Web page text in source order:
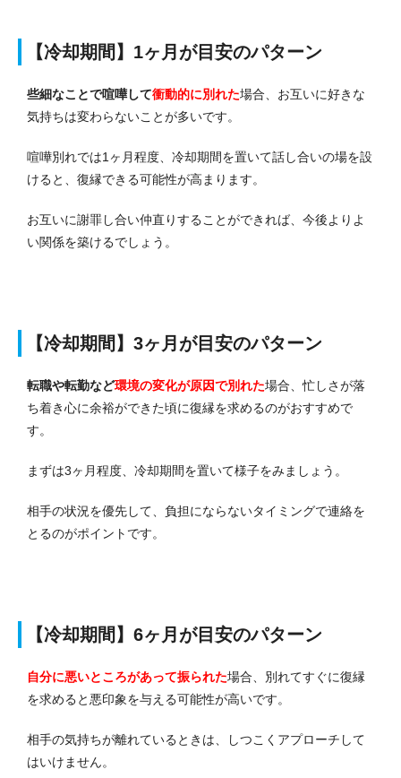
【冷却期間】1ヶ月が目安のパターン
些細なことで喧嘩して衝動的に別れた場合、お互いに好きな
気持ちは変わらないことが多いです。
喧嘩別れでは1ヶ月程度、冷却期間を置いて話し合いの場を設
ける と、復縁できる可能性が高まります。
お互いに謝罪し合い仲直りすることができれば、今後よりよ
い関係を築けるでしょう。
【冷却期間】3ヶ月が目安のパターン
転職や転勤など環境の変化が原因で別れた場合、忙しさが落
ち着き心に余裕ができた頃に復縁を求めるのがおすすめで
す。
まずは3ヶ月程度、冷却期間を置いて様子をみましょう。
相手の状況を優先して、負担にならないタイミングで連絡を
とるのがポイントです。
【冷却期間】6ヶ月が目安のパターン
自分に悪いところがあって振られた場合、別れてすぐに復縁
を求めると悪印象を与える可能性が高いです。
相手の気持ちが離れているときは、しつこくアプローチして
はいけません。